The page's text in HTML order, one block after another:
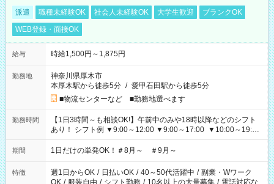
派遣 職種未経験OK 社会人未経験OK 大学生歓迎
ブランクOK
WEB登録・面接OK
給与 時給1,500円～1,875円
勤務地
神奈川県厚木市
本厚木駅から徒歩5分 / 愛甲石田駅から徒歩5分
■物流センターなど ■勤務地選べます
勤務時間
【1日3時間～も相談OK!】午前中のみや18時以降などのシフト
あり！ シフト例 ▼9:00～12:00 ▼9:00～17:00 ▼10:00～19:00
▼18:00～21:00
期間 1日だけの単発OK！＃8月～ ＃9月～
特徴 週1日からOK / 日払いOK / 40～50代活躍中 / 副業・Wワーク
OK / 服装自由 / シフト勤務 / 10名以上の大量募集 / 電話対応な